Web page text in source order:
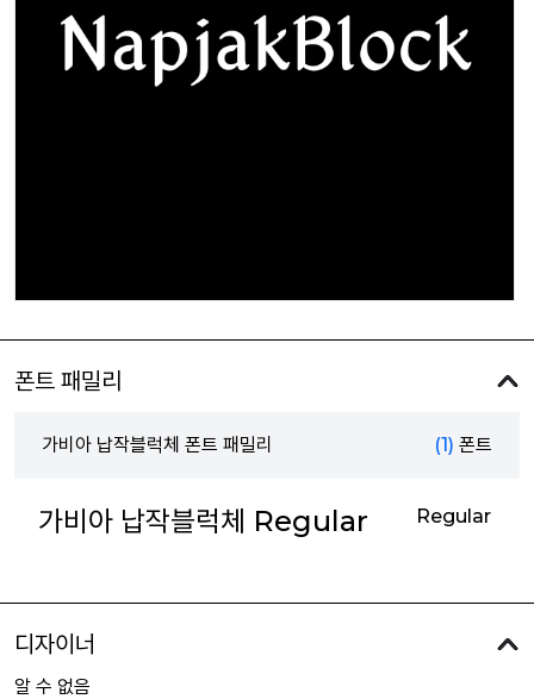
폰트 패밀리
가비아 납작블럭체 폰트 패밀리 (1) 폰트
가비아 납작블럭체 Regular Regular
디자이너
알 수 없음